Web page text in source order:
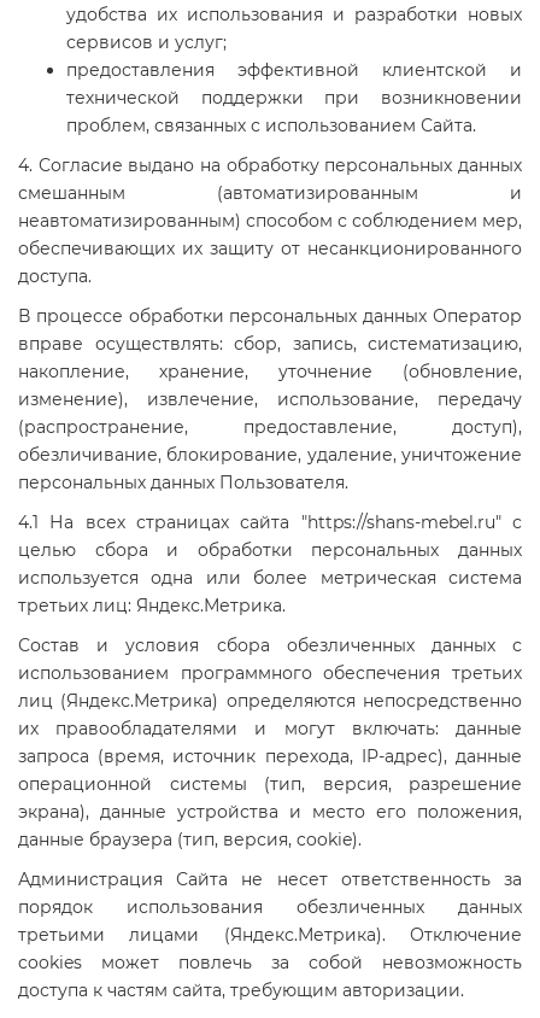
удобства их использования и разработки новых
сервисов и услуг;
предоставления эффективной клиентской и
технической поддержки при возникновении
проблем, связанных с использованием Сайта.
4. Согласие выдано на обработку персональных данных
смешанным (автоматизированным и
неавтоматизированным) способом с соблюдением мер,
обеспечивающих их защиту от несанкционированного
доступа.
В процессе обработки персональных данных Оператор
вправе осуществлять: сбор, запись, систематизацию,
накопление, хранение, уточнение (обновление,
изменение), извлечение, использование, передачу
(распространение, предоставление, доступ),
обезличивание, блокирование, удаление, уничтожение
персональных данных Пользователя.
4.1 На всех страницах сайта "https://shans-mebel.ru" с
целью сбора и обработки персональных данных
используется одна или более метрическая система
третьих лиц: Яндекс.Метрика.
Состав и условия сбора обезличенных данных с
использованием программного обеспечения третьих
лиц (Яндекс.Метрика) определяются непосредственно
их правообладателями и могут включать: данные
запроса (время, источник перехода, IP-адрес), данные
операционной системы (тип, версия, разрешение
экрана), данные устройства и место его положения,
данные браузера (тип, версия, cookie).
Администрация Сайта не несет ответственность за
порядок использования обезличенных данных
третьими лицами (Яндекс.Метрика). Отключение
cookies может повлечь за собой невозможность
доступа к частям сайта, требующим авторизации.